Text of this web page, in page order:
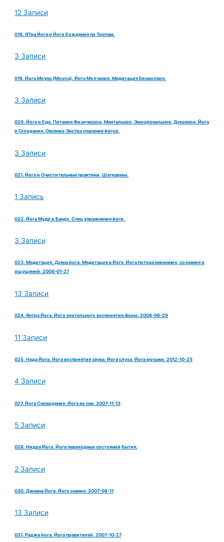
12 Записи
018. ЯТра Йога и Йога Хождения по Тропам.
3 Записи
019. Йога Моуна (Mouna). Йога Молчания. Медитация Безмолвия.
3 Записи
020. Йога и Еда. Питания Физическое, Ментальное, Эмоциональное, Духовное. Йога
и Голодания. Овсянка-Экстра спасение йогов.
3 Записи
021. Йога и Очистительные практики. Шаткармы.
1 Запись
022. Йога Мудр и Бандх. Спец упражнения йоги.
3 Записи
023. Медитация. Дхяна йога. Медитация в Йоге. Йога потока внимания, сознания и
ощущений. 2008-01-27
13 Записи
024. Янтра Йога. Йога зрительного восприятия форм. 2008-06-29
11 Записи
025. Нада Йога. Йога восприятия звука. Йога слуха. Йога музыки. 2012-10-25
4 Записи
027. Йога Сновидения. Йога во сне. 2007-11-13
5 Записи
028. Нидра Йога. Йога переходных состояний бытия.
2 Записи
030. Джнана Йога. Йога знания. 2007-08-11
13 Записи
031. Раджа йога. Йога правителей. 2007-10-27